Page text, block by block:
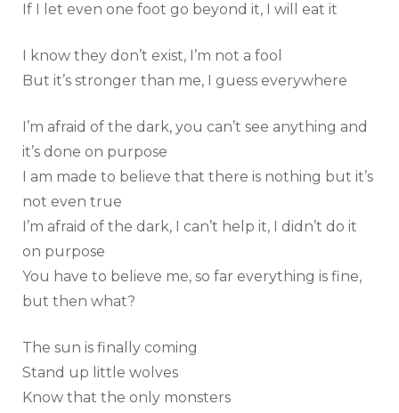
If I let even one foot go beyond it, I will eat it
I know they don’t exist, I’m not a fool
But it’s stronger than me, I guess everywhere
I’m afraid of the dark, you can’t see anything and
it’s done on purpose
I am made to believe that there is nothing but it’s
not even true
I’m afraid of the dark, I can’t help it, I didn’t do it
on purpose
You have to believe me, so far everything is fine,
but then what?
The sun is finally coming
Stand up little wolves
Know that the only monsters